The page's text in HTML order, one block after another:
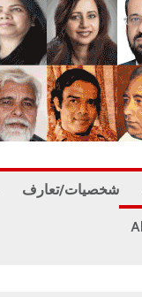
شخصیات/تعارف